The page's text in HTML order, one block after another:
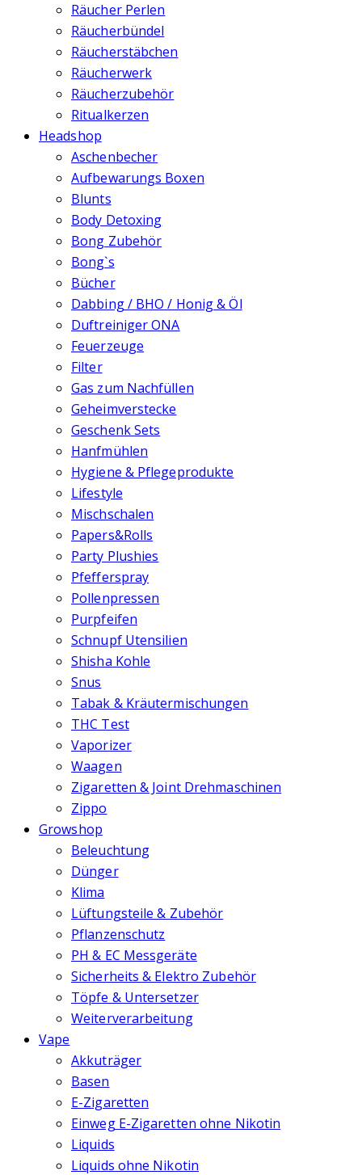
Räucher Perlen
Räucherbündel
Räucherstäbchen
Räucherwerk
Räucherzubehör
Ritualkerzen
Headshop
Aschenbecher
Aufbewarungs Boxen
Blunts
Body Detoxing
Bong Zubehör
Bong`s
Bücher
Dabbing / BHO / Honig & Öl
Duftreiniger ONA
Feuerzeuge
Filter
Gas zum Nachfüllen
Geheimverstecke
Geschenk Sets
Hanfmühlen
Hygiene & Pflegeprodukte
Lifestyle
Mischschalen
Papers&Rolls
Party Plushies
Pfefferspray
Pollenpressen
Purpfeifen
Schnupf Utensilien
Shisha Kohle
Snus
Tabak & Kräutermischungen
THC Test
Vaporizer
Waagen
Zigaretten & Joint Drehmaschinen
Zippo
Growshop
Beleuchtung
Dünger
Klima
Lüftungsteile & Zubehör
Pflanzenschutz
PH & EC Messgeräte
Sicherheits & Elektro Zubehör
Töpfe & Untersetzer
Weiterverarbeitung
Vape
Akkuträger
Basen
E-Zigaretten
Einweg E-Zigaretten ohne Nikotin
Liquids
Liquids ohne Nikotin